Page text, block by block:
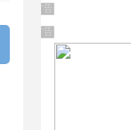
广告 商业广告，理性选
广告 商业广告，理性选